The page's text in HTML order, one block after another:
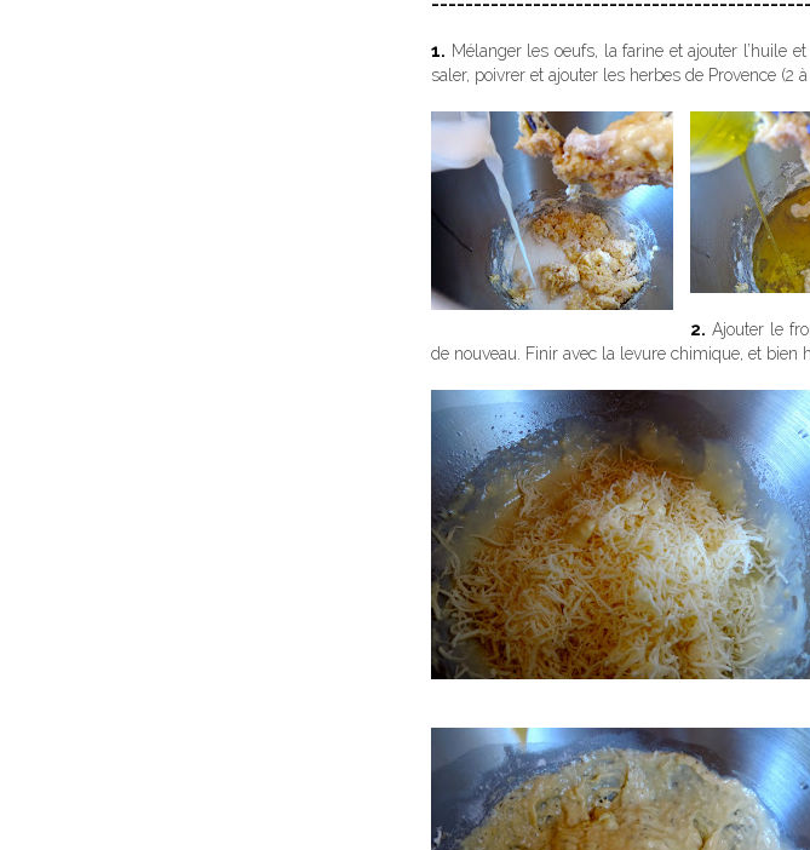
1. Mélanger les oeufs, la farine et ajouter l’huile
saler, poivrer et ajouter les herbes de Provence (2
2. Ajouter le
de nouveau. Finir avec la levure chimique, et bien